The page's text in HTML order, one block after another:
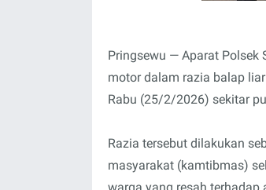
Pringsewu — Aparat Polsek
motor dalam razia balap
Rabu (25/2/2026) sekitar
Razia tersebut dilakukan
masyarakat (kamtibmas)